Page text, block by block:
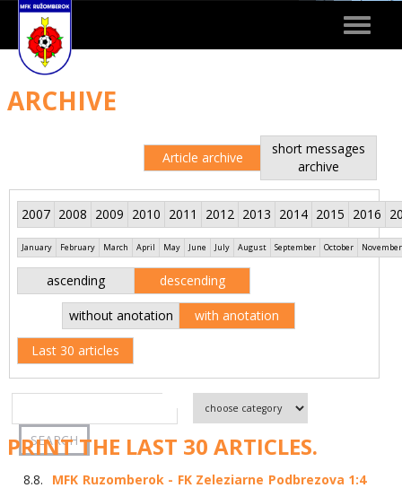
Toggle
ARCHIVE
Article archive
short messages
archive
2007 2008 2009 2010 2011 2012 2013 2014 2015 2016
January February March April May June July August September October November
ascending descending
without anotation with anotation
Last 30 articles
PRINT THE LAST 30 ARTICLES.
8.8.
MFK Ruzomberok - FK Zeleziarne Podbrezova 1:4